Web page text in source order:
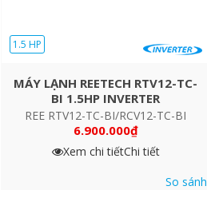
1.5 HP
MÁY LẠNH REETECH RTV12-TC-
BI 1.5HP INVERTER
REE RTV12-TC-BI/RCV12-TC-BI
6.900.000₫
Xem chi tiếtChi tiết
So sánh